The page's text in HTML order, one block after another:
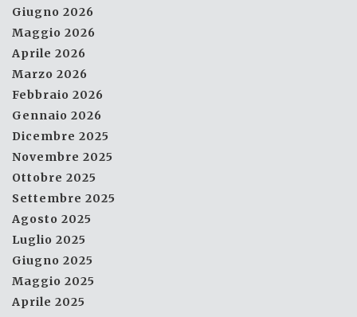
Giugno 2026
Maggio 2026
Aprile 2026
Marzo 2026
Febbraio 2026
Gennaio 2026
Dicembre 2025
Novembre 2025
Ottobre 2025
Settembre 2025
Agosto 2025
Luglio 2025
Giugno 2025
Maggio 2025
Aprile 2025